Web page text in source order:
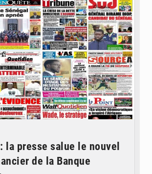
la presse salue le nouvel
de la Banque